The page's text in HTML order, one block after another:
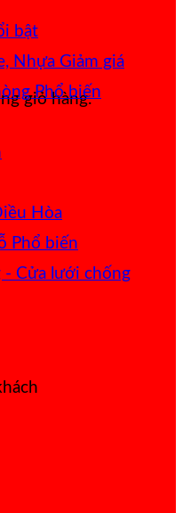
giỏ hàng.
Nhựa
Hòa
- Cửa lưới chống